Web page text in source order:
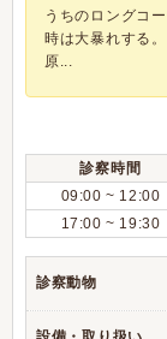
うちのロングコ
時は大暴れする
原...
診察時間
09:00 ~ 12:00
17:00 ~ 19:30
診察動物